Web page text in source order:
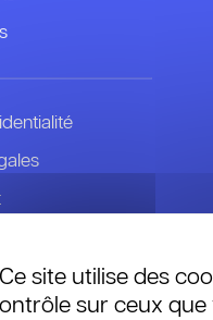
Ce site utilise des
sur ceux que
en Soins